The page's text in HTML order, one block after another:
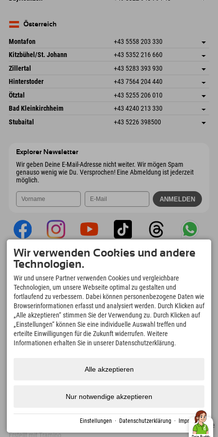
82490 Farchant
Anreiseinfos
Deutschland
Österreich
Montafon +43 5558 203 330
Dorfstr. 127b
6793 Gaschurn/Montafon
Österreich
Adresse speichern
Buchen
Kitzbühel/St. Johann +43 5352 216 660
Speckbacherstraße 87
6380 St. Johann in Tirol
Österreich
Adresse speichern
Anreiseinfos
Buchen
Zillertal +43 5283 393 930
Schmiedau 2
Österreich
Adresse speichern
Buchen
Hinterstoder +43 7564 204 440
Freizeitpark 10
4573 Hinterstoder
Österreich
Adresse speichern
Anreiseinfos
Buchen
Ötztal +43 5255 206 010
Gscheat 14
Österreich
Adresse speichern
Buchen
Bad Kleinkirchheim +43 4240 213 330
Dorfstraße 24
9546 Bad Kleinkirchheim
Adresse speichern
Anreiseinfos
Stubaital +43 5226 398500
Explorer Newsletter
Wir geben Deine E-Mail-Adresse nicht weiter. Wir mögen Spam
genauso wenig wie Du. Versprochen! Eine Abmeldung ist jederzeit
möglich.
Explorer App
Upload Deiner #ExplorerMoments, Mein
Explorer To Go mit Buchungsübersicht,
Bucketlist, Restaurantübersicht uvm. Jetzt
downloaden!
Zeit für Explorer Moments
166 4.634km
Pisten zum Skifahren und
97
Barrierefreiheit Presse Nachhaltigkeitszertifikate
Erstellt mit Tramino
Wir verwenden Cookies und andere
Technologien.
Wir und unsere Partner verwenden Cookies und vergleichbare
Technologien, um unsere Webseite optimal zu gestalten und
fortlaufend zu verbessern. Dabei können personenbezogene Daten wie
Browserinformationen erfasst und analysiert werden. Durch Klicken auf
„Alle akzeptieren“ stimmen Sie der Verwendung zu. Durch Klicken auf
„Einstellungen“ können Sie eine individuelle Auswahl treffen und
erteilte Einwilligungen für die Zukunft widerrufen. Weitere
Informationen erhalten Sie in unserer Datenschutzerklärung.
Alle akzeptieren
Nur notwendige akzeptieren
Einstellungen · Datenschutzerklärung · Impressum